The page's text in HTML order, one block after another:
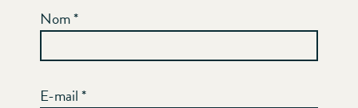
Nom*
E-mail*